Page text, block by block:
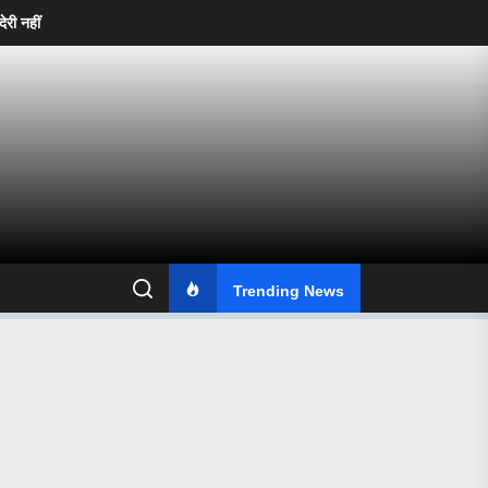
गुणवत्ता से समझौता भी नहीं—महापौर संजय पांडे ने अफसरों को दिखाई सख्ती”
Trending News